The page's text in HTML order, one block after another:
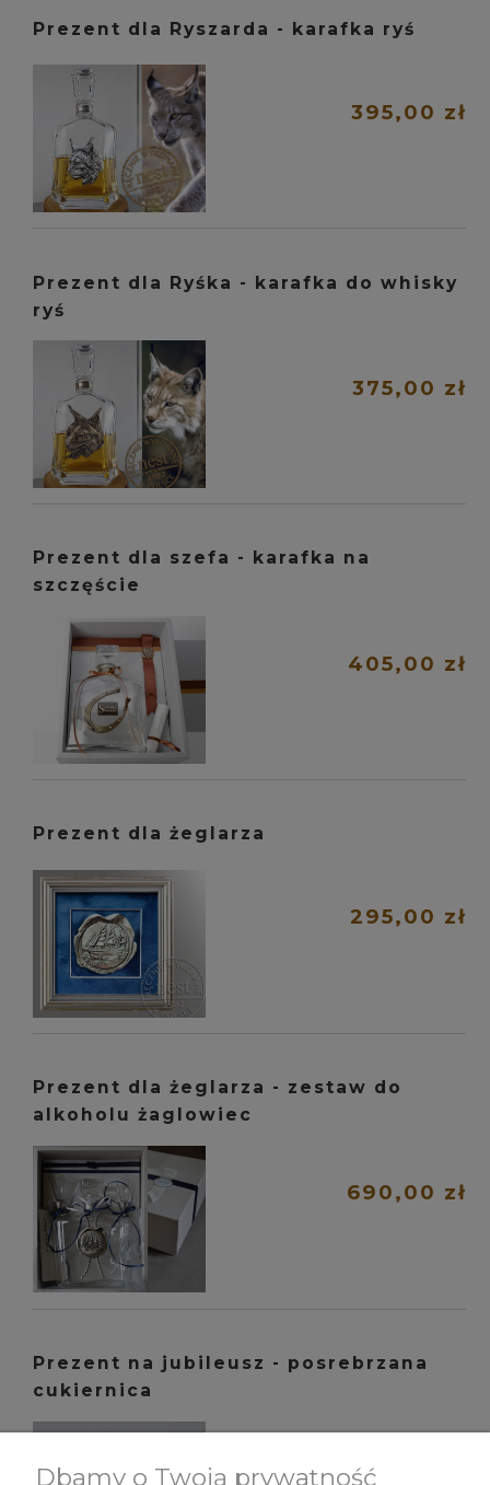
Prezent dla Ryszarda - karafka ryś
395,00 zł
Prezent dla Ryśka - karafka do whisky
ryś
375,00 zł
Prezent dla szefa - karafka na
szczęście
405,00 zł
Prezent dla żeglarza
295,00 zł
Prezent dla żeglarza - zestaw do
alkoholu żaglowiec
690,00 zł
Prezent na jubileusz - posrebrzana
cukiernica
1 100,00 zł
Dbamy o Twoją prywatność